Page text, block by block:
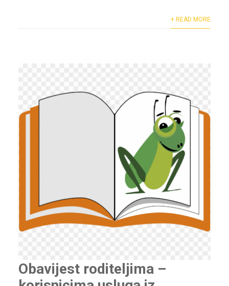
+ READ MORE
Obavijest roditeljima –